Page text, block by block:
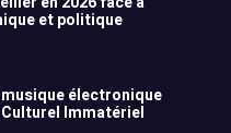
et politique
électronique
Immatériel